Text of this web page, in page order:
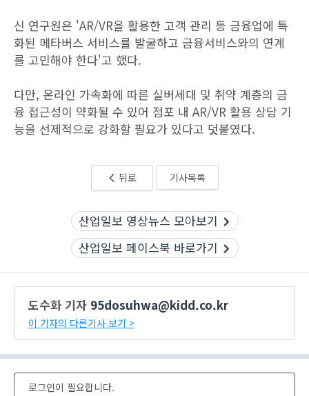
신 연구원은 'AR/VR을 활용한 고객 관리 등 금융업에 특
화된 메타버스 서비스를 발굴하고 금융서비스와의 연계
를 고민해야 한다'고 했다.
다만, 온라인 가속화에 따른 실버세대 및 취약 계층의 금
융 접근성이 약화될 수 있어 점포 내 AR/VR 활용 상담 기
능을 선제적으로 강화할 필요가 있다고 덧붙였다.
뒤로 기사목록
산업일보 영상뉴스 모아보기
산업일보 페이스북 바로가기
도수화 기자 95dosuhwa@kidd.co.kr
이 기자의 다른기사 보기 >
로그인이 필요합니다.